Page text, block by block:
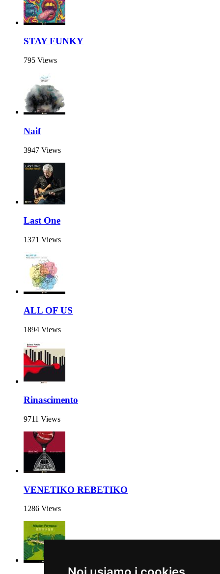
STAY FUNKY
795 Views
Naif
3947 Views
Last One
1371 Views
ALL OF US
1894 Views
Rinascimento
9711 Views
VENETIKO REBETIKO
1286 Views